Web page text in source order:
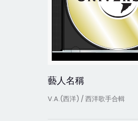
藝人名稱
V.A.(西洋) / 西洋歌手合輯